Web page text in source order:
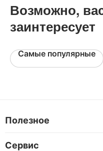
Возможно,
заинтересует
Самые популярные
Полезное
Сервис